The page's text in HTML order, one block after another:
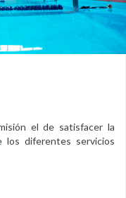
el de satisfacer la
los diferentes servicios